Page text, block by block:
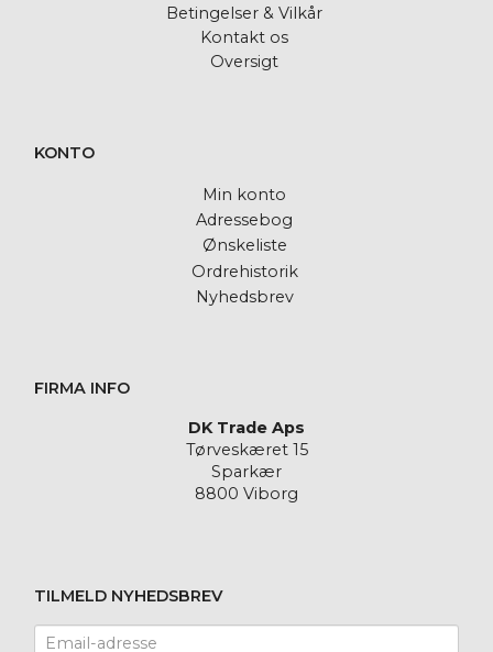
Betingelser & Vilkår
Kontakt os
Oversigt
KONTO
Min konto
Adressebog
Ønskeliste
Ordrehistorik
Nyhedsbrev
FIRMA INFO
DK Trade Aps
Tørveskæret 15
Sparkær
8800 Viborg
TILMELD NYHEDSBREV